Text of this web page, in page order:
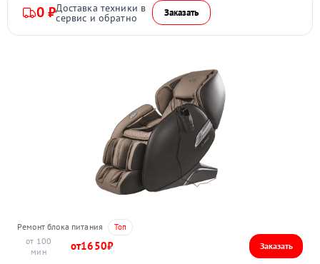
0 ₽Доставка техники в
сервис и обратно Заказать
Ремонт блока питания
100
1650